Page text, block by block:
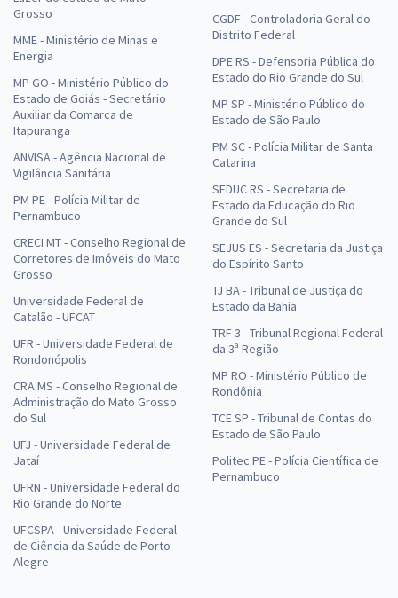
Grosso
MME - Ministério de Minas e
Energia
MP GO - Ministério Público do
Estado de Goiás - Secretário
Auxiliar da Comarca de
Itapuranga
ANVISA - Agência Nacional de
Vigilância Sanitária
PM PE - Polícia Militar de
Pernambuco
CRECI MT - Conselho Regional de
Corretores de Imóveis do Mato
Grosso
Universidade Federal de
Catalão - UFCAT
UFR - Universidade Federal de
Rondonópolis
CRA MS - Conselho Regional de
Administração do Mato Grosso
do Sul
UFJ - Universidade Federal de
Jataí
UFRN - Universidade Federal do
Rio Grande do Norte
UFCSPA - Universidade Federal
de Ciência da Saúde de Porto
Alegre
CGDF - Controladoria Geral do
Distrito Federal
DPE RS - Defensoria Pública do
Estado do Rio Grande do Sul
MP SP - Ministério Público do
Estado de São Paulo
PM SC - Polícia Militar de Santa
Catarina
SEDUC RS - Secretaria de
Estado da Educação do Rio
Grande do Sul
SEJUS ES - Secretaria da Justiça
do Espírito Santo
TJ BA - Tribunal de Justiça do
Estado da Bahia
TRF 3 - Tribunal Regional Federal
da 3ª Região
MP RO - Ministério Público de
Rondônia
TCE SP - Tribunal de Contas do
Estado de São Paulo
Politec PE - Polícia Científica de
Pernambuco